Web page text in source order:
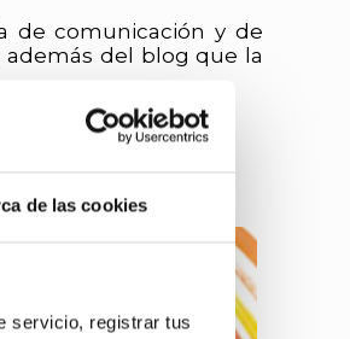
de las cookies
servicio, registrar tus
de comunicación y de
además del blog que la